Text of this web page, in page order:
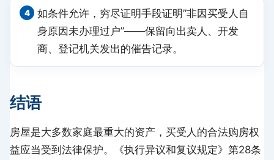
如条件允许，穷尽证明手段证明”非因买受人自
身原因未办理过户”——保留向出卖人、开发
商、登记机关发出的催告记录。
结语
房屋是大多数家庭最重大的资产，买受人的合法购房权
益应当受到法律保护。《执行异议和复议规定》第28条